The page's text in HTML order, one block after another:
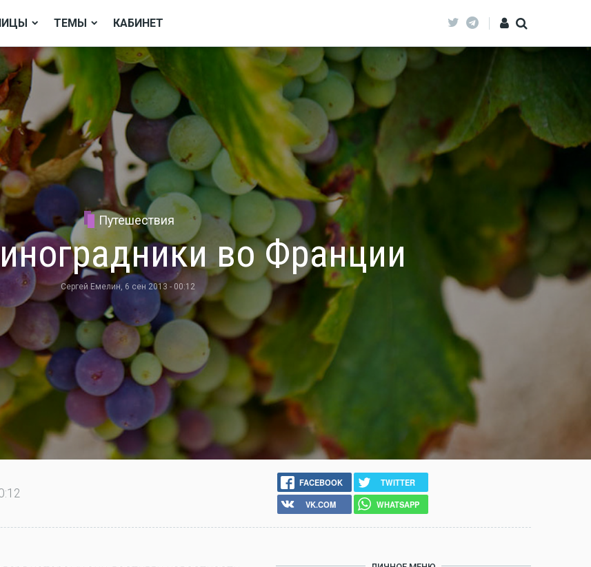
ТЕМЫ КАБИНЕТ
Путешествия
во Франции
Сергей Емелин, 6 сен 2013 - 00:12
FACEBOOK
TWITTER
VK.COM
WHATSAPP